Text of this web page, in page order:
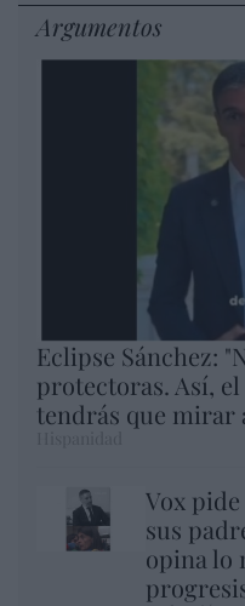
Argumentos
Eclipse Sánchez:
protectoras. Así, el
tendrás que mirar
Vox
sus
opina lo